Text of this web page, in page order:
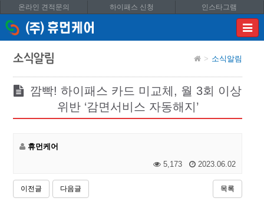
온라인 견적문의 하이패스 신청 인스타그램
이메
입력
소식알림 소식알림
깜빡! 하이패스 카드 미교체, 월 3회 이상
위반 ‘감면서비스 자동해지’
휴먼케어
5,173
2023.06.02
이전글 다음글 목록